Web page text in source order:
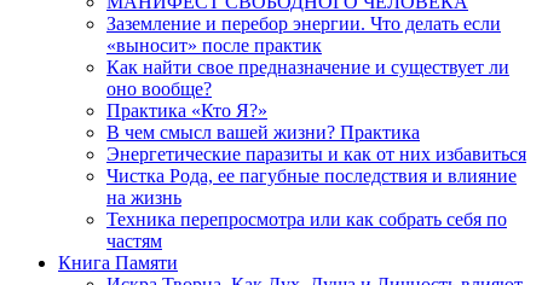
Заземление и перебор энергии. Что делать если
«выносит» после практик
Как найти свое предназначение и существует ли
оно вообще?
Практика «Кто Я?»
В чем смысл вашей жизни? Практика
Энергетические паразиты и как от них избавиться
Чистка Рода, ее пагубные последствия и влияние
на жизнь
Техника перепросмотра или как собрать себя по
частям
Книга Памяти